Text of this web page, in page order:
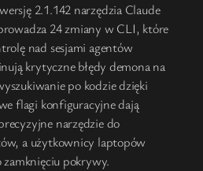
2.1.142 narzędzia Claude
24 zmiany w CLI, które
nad sesjami agentów
krytyczne błędy demona na
po kodzie dzięki
flagi konfiguracyjne dają
narzędzie do
a użytkownicy laptopów
zamknięciu pokrywy.